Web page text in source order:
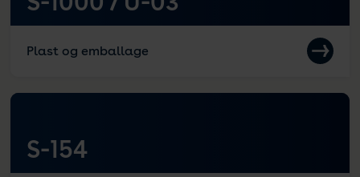
Plast og emballage
S-154